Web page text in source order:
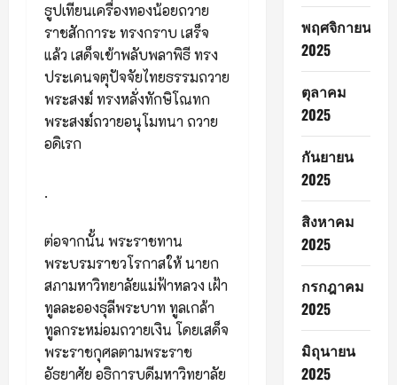
ธูปเทียนเครื่องทองน้อยถวาย
ราชสักการะ ทรงกราบ เสร็จ
แล้ว เสด็จเข้าพลับพลาพิธี ทรง
ประเคนจตุปัจจัยไทยธรรมถวาย
พระสงฆ์ ทรงหลั่งทักษิโณทก
พระสงฆ์ถวายอนุโมทนา ถวาย
อดิเรก
.
ต่อจากนั้น พระราชทาน
พระบรมราชวโรกาสให้ นายก
สภามหาวิทยาลัยแม่ฟ้าหลวง เฝ้า
ทูลละอองธุลีพระบาท ทูลเกล้า
ทูลกระหม่อมถวายเงิน โดยเสด็จ
พระราชกุศลตามพระราช
อัธยาศัย อธิการบดีมหาวิทยาลัย
พฤศจิกายน
2025
ตุลาคม
2025
กันยายน
2025
สิงหาคม
2025
กรกฎาคม
2025
มิถุนายน
2025